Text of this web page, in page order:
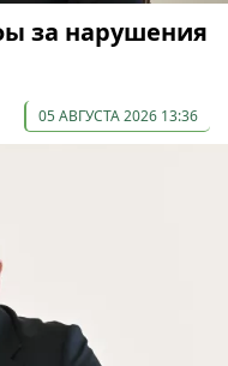
за нарушения
05 АВГУСТА 2026 13:36